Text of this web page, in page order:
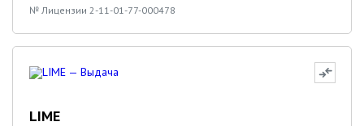
№ Лицензии 2-11-01-77-000478
LIME